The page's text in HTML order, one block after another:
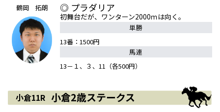
鶴岡 拓朗 ◎ プラダリア
初舞台だが、ワンターン2000ｍは向く。
単勝
13番：1500円
馬連
13－１、３、11（各500円）
小倉11R 小倉2歳ステークス